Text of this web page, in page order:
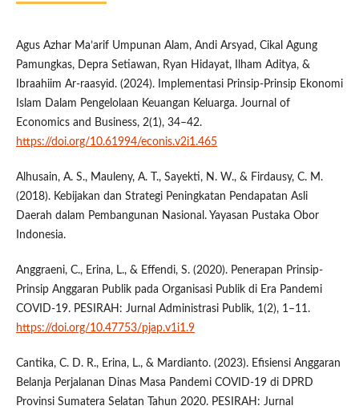
Agus Azhar Ma’arif Umpunan Alam, Andi Arsyad, Cikal Agung
Pamungkas, Depra Setiawan, Ryan Hidayat, Ilham Aditya, &
Ibraahiim Ar-raasyid. (2024). Implementasi Prinsip-Prinsip Ekonomi
Islam Dalam Pengelolaan Keuangan Keluarga. Journal of
Economics and Business, 2(1), 34–42.
https://doi.org/10.61994/econis.v2i1.465
Alhusain, A. S., Mauleny, A. T., Sayekti, N. W., & Firdausy, C. M.
(2018). Kebijakan dan Strategi Peningkatan Pendapatan Asli
Daerah dalam Pembangunan Nasional. Yayasan Pustaka Obor
Indonesia.
Anggraeni, C., Erina, L., & Effendi, S. (2020). Penerapan Prinsip-
Prinsip Anggaran Publik pada Organisasi Publik di Era Pandemi
COVID-19. PESIRAH: Jurnal Administrasi Publik, 1(2), 1–11.
https://doi.org/10.47753/pjap.v1i1.9
Cantika, C. D. R., Erina, L., & Mardianto. (2023). Efisiensi Anggaran
Belanja Perjalanan Dinas Masa Pandemi COVID-19 di DPRD
Provinsi Sumatera Selatan Tahun 2020. PESIRAH: Jurnal